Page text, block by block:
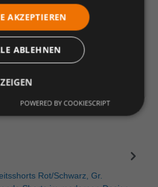
Einheit
herunterladen
Rot/Schwarz, Gr.
AKZEPTIEREN
ABLEHNEN
POWERED BY COOKIESCRIPT